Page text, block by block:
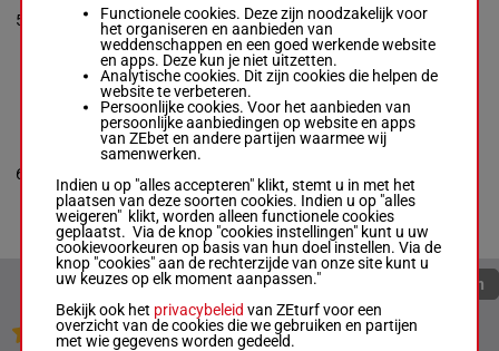
5
J. Tyler Servis
M/6 -
4p 4p 5p 1p 4p
M/656.5
kg
4p 4p 5p
1p 4p
5
6
TROUBLED
Katie Davis-
DeLauro
Box: 6 -M/5 -
56.5 kg
5p 1p 6p 3p 7p
kg
3p 7p
Quoteringen verversen
Jouw favoriete paarden
Functionele cookies. Deze zijn noodzakelijk voor
het organiseren en aanbieden van
weddenschappen en een goed werkende website
en apps. Deze kun je niet uitzetten.
Analytische cookies. Dit zijn cookies die helpen de
website te verbeteren.
Persoonlijke cookies. Voor het aanbieden van
persoonlijke aanbiedingen op website en apps
van ZEbet en andere partijen waarmee wij
samenwerken.
Indien u op "alles accepteren" klikt, stemt u in met het
plaatsen van deze soorten cookies. Indien u op "alles
weigeren" klikt, worden alleen functionele cookies
geplaatst. Via de knop "cookies instellingen" kunt u uw
cookievoorkeuren op basis van hun doel instellen. Via de
knop "cookies" aan de rechterzijde van onze site kunt u
uw keuzes op elk moment aanpassen."
Bekijk ook het privacybeleid van ZEturf voor een
overzicht van de cookies die we gebruiken en partijen
met wie gegevens worden gedeeld.